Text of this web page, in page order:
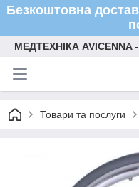
Безкоштовна
МЕДТЕХНІКА AVICENNA -
Товари та послуги